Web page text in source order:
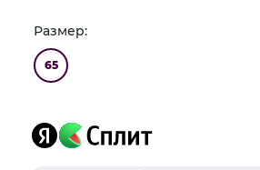
Размер:
65